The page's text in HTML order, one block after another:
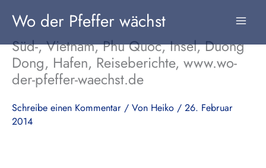
Inhalt
springen
Wo der Pfeffer wächst
Süd-, Vietnam, Phu Quoc, Insel, Duong
Dong, Hafen, Reiseberichte, www.wo-
der-pfeffer-waechst.de
Schreibe einen Kommentar / Von Heiko / 26. Februar
2014